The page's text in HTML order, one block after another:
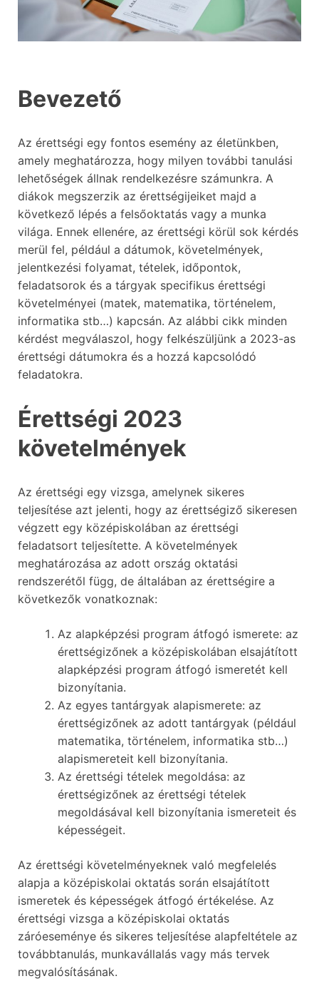
Bevezető
Az érettségi egy fontos esemény az életünkben,
amely meghatározza, hogy milyen további tanulási
lehetőségek állnak rendelkezésre számunkra. A
diákok megszerzik az érettségijeiket majd a
következő lépés a felsőoktatás vagy a munka
világa. Ennek ellenére, az érettségi körül sok kérdés
merül fel, például a dátumok, követelmények,
jelentkezési folyamat, tételek, időpontok,
feladatsorok és a tárgyak specifikus érettségi
követelményei (matek, matematika, történelem,
informatika stb…) kapcsán. Az alábbi cikk minden
kérdést megválaszol, hogy felkészüljünk a 2023-as
érettségi dátumokra és a hozzá kapcsolódó
feladatokra.
Érettségi 2023
követelmények
Az érettségi egy vizsga, amelynek sikeres
teljesítése azt jelenti, hogy az érettségiző sikeresen
végzett egy középiskolában az érettségi
feladatsort teljesítette. A követelmények
meghatározása az adott ország oktatási
rendszerétől függ, de általában az érettségire a
következők vonatkoznak:
Az alapképzési program átfogó ismerete: az
érettségizőnek a középiskolában elsajátított
alapképzési program átfogó ismeretét kell
bizonyítania.
Az egyes tantárgyak alapismerete: az
érettségizőnek az adott tantárgyak (például
matematika, történelem, informatika stb…)
alapismereteit kell bizonyítania.
Az érettségi tételek megoldása: az
érettségizőnek az érettségi tételek
megoldásával kell bizonyítania ismereteit és
képességeit.
Az érettségi követelményeknek való megfelelés
alapja a középiskolai oktatás során elsajátított
ismeretek és képességek átfogó értékelése. Az
érettségi vizsga a középiskolai oktatás
záróeseménye és sikeres teljesítése alapfeltétele az
továbbtanulás, munkavállalás vagy más tervek
megvalósításának.